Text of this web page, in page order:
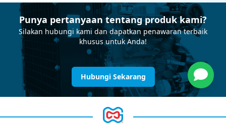
Punya pertanyaan tentang produk kami?
Silakan hubungi kami dan dapatkan penawaran terbaik
khusus untuk Anda!
Hubungi Sekarang